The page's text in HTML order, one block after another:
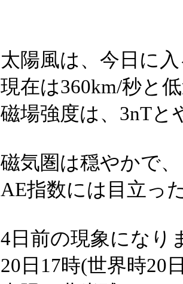
太陽風は、今日に
現在は360km/秒と
磁場強度は、3nTと
磁気圏は穏やかで、
AE指数には目立っ
4日前の現象になり
20日17時(世界時20